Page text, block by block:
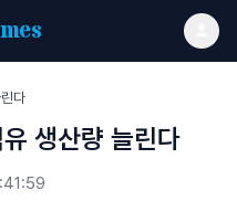
다
생산량 늘린다